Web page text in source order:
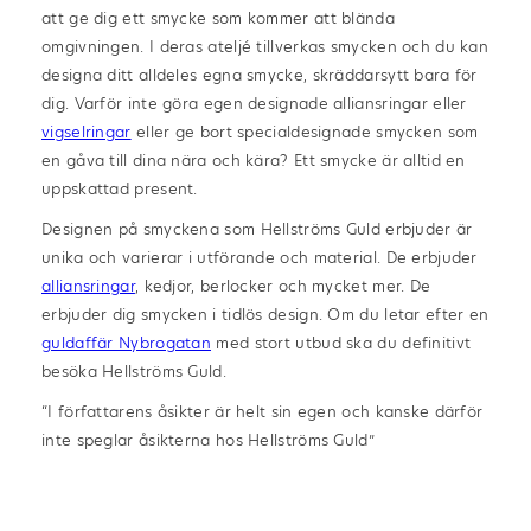
att ge dig ett smycke som kommer att blända
omgivningen. I deras ateljé tillverkas smycken och du kan
designa ditt alldeles egna smycke, skräddarsytt bara för
dig. Varför inte göra egen designade alliansringar eller
vigselringar eller ge bort specialdesignade smycken som
en gåva till dina nära och kära? Ett smycke är alltid en
uppskattad present.
Designen på smyckena som Hellströms Guld erbjuder är
unika och varierar i utförande och material. De erbjuder
alliansringar, kedjor, berlocker och mycket mer. De
erbjuder dig smycken i tidlös design. Om du letar efter en
guldaffär Nybrogatan med stort utbud ska du definitivt
besöka Hellströms Guld.
“I författarens åsikter är helt sin egen och kanske därför
inte speglar åsikterna hos Hellströms Guld”